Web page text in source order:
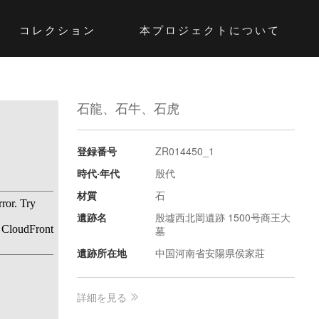
コレクション 本プロジェクトについて
石龍、石牛、石虎
登録番号
ZR014450_1
時代‧年代
殷代
材質
石
遺跡名
殷墟西北岡遺跡 1500号商王大
墓
遺跡所在地
中国河南省安陽県侯家莊
詳細を見る